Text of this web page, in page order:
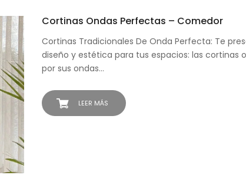
LEER MÁS
Cortinas Ondas Perfectas – Comedor
Cortinas Tradicionales De Onda Perfecta: Te
diseño y estética para tus espacios: las cortinas
por sus ondas…